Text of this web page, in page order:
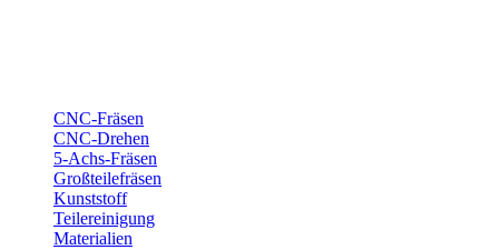
CNC-Fräsen
CNC-Drehen
5-Achs-Fräsen
Großteilefräsen
Kunststoff
Teilereinigung
Materialien